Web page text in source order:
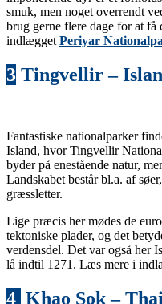
smuk, men noget overrendt
brug gerne flere dage for at
indlæggetPeriyar
3 Tingvellir –
Fantastiske nationalparker
Island, hvor Tingvellir
byder på enestående natur,
Landskabet består bl.a. af
græssletter.
Lige præcis her mødes de
tektoniske plader, og det
verdensdel. Det var også her
lå indtil 1271. Læs mere i
4 Khao Sok –